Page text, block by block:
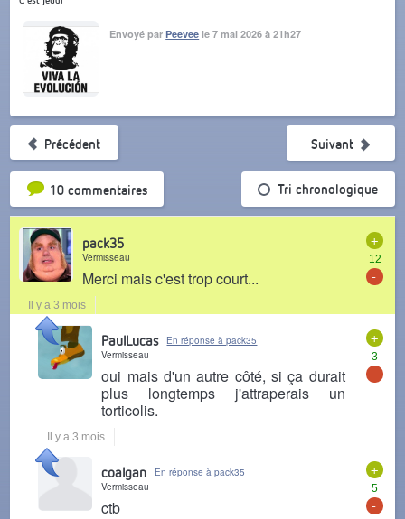
Envoyé parPeevee le 7 mai 2026 à 21h27
Précédent
10 commentairesTri par popularité Tri chronologique
Suivant
+
12
-
pack35
Vermisseau
Merci mais c'est trop court...
Il y a 3 mois
+
3
-
PaulLucas
En réponse à pack35
Vermisseau
oui mais d'un autre côté, si ça durait
plus longtemps j'attraperais un
torticolis.
Il y a 3 mois
+
5
-
coalgan
En réponse à pack35
Vermisseau
ctb